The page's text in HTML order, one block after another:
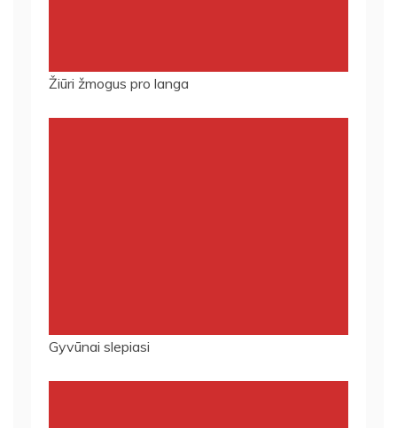
Žiūri žmogus pro langa
Gyvūnai slepiasi